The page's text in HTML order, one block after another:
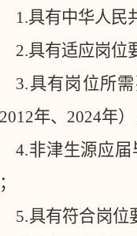
1.具有中华人民
2.具有适应岗位
3.具有岗位所
2012年、 2024年
4.非津生源应
5.具有符合岗位